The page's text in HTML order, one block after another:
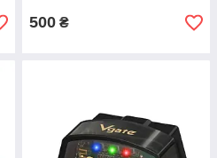
500 ₴